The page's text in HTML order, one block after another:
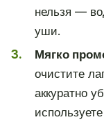
нельзя —
уши.
Мягко
очистите
аккуратно